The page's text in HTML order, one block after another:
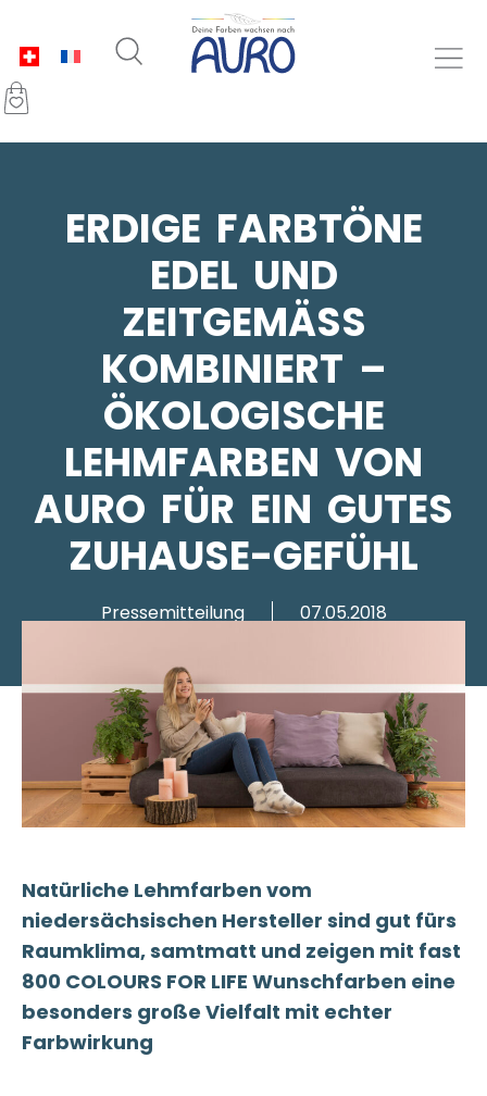
ERDIGE FARBTÖNE
EDEL UND
ZEITGEMÄSS K
OMBINIERT – Ö
KOLOGISCHE L
EHMFARBEN VON A
URO FÜR EIN GUTES Z
UHAUSE-GEFÜHL
Pressemitteilung 07.05.2018
Natürliche Lehmfarben vom
niedersächsischen Hersteller sind gut fürs
Raumklima, samtmatt und zeigen mit fast
800 COLOURS FOR LIFE Wunschfarben eine
besonders große Vielfalt mit echter
Farbwirkung